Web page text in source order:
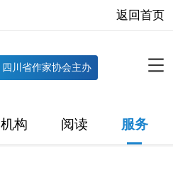
返回首页
四川省作家协会主办
机构 阅读 服务
主管社团 专门委员会